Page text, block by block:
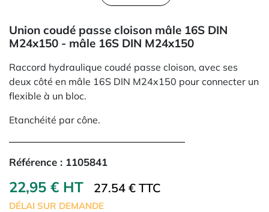
Union coudé passe cloison mâle 16S DIN
M24x150 - mâle 16S DIN M24x150
Raccord hydraulique coudé passe cloison, avec ses
deux côté en mâle 16S DIN M24x150 pour connecter un
flexible à un bloc.
Etanchéité par cône.
Référence : 1105841
22,95 € HT 27.54 € TTC
DÉLAI SUR DEMANDE